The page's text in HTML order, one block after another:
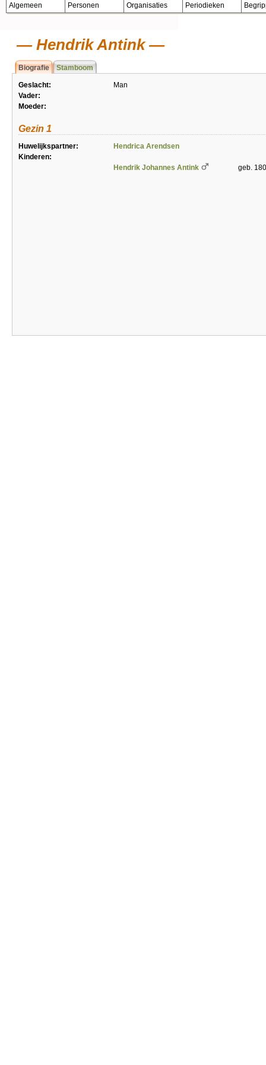
Algemeen Personen Organisaties Periodieken
Hendrik Antink
Biografie Stamboom
Geslacht:
Man
Vader:
Moeder:
Gezin 1
Huwelijkspartner:
Hendrica Arendsen
Kinderen:
Hendrik Johannes Antink
geb.